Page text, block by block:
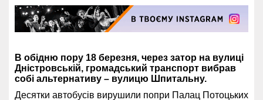
В обідню пору 18 березня, через затор на вулиці
Дністровській, громадський транспорт вибрав
собі альтернативу – вулицю Шпитальну.
Десятки автобусів вирушили попри Палац Потоцьких